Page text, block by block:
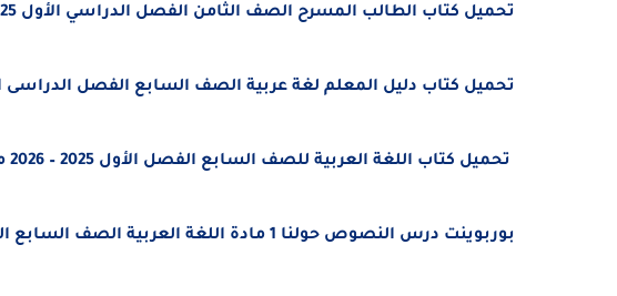
تحميل كتاب الطالب المسرح الصف الثامن الفصل الدراسي الأول 2025 - 2026 - منهج إماراتي
تحميل كتاب دليل المعلم لغة عربية الصف السابع الفصل الدراسى الأول 2025 - 2026 منهج
تحميل كتاب اللغة العربية للصف السابع الفصل الأول 2025 – 2026 منهج الإمارات
بوربوينت درس النصوص حولنا 1 مادة اللغة العربية الصف السابع الفصل الدراسى الأول 2025 - 2026